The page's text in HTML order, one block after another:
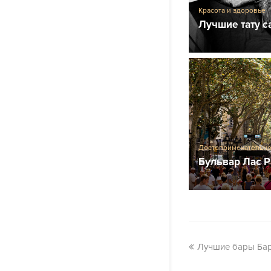
Красота и здоровье
Лучшие тату
Бульвар Лас
Лучшие бары